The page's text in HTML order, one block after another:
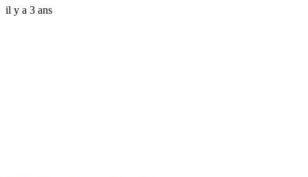
il y a 3 ans